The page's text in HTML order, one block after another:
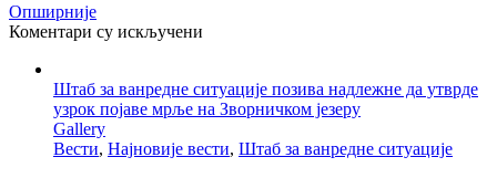
Опширније
Коментари су искључени
ВС
–
за
Штаб за ванредне ситуације позива надлежне да утврде
узрок појаве мрље на Зворничком језеру
Gallery
Вести, Најновије вести, Штаб за ванредне ситуације